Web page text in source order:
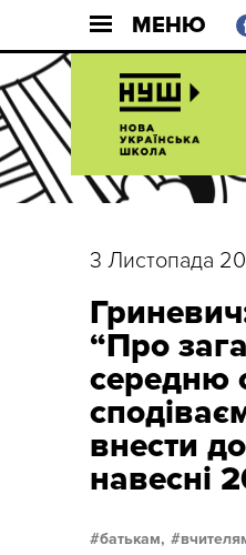
МЕНЮ
3 Листопада
“Про
середню
внести
навесні
батькам,